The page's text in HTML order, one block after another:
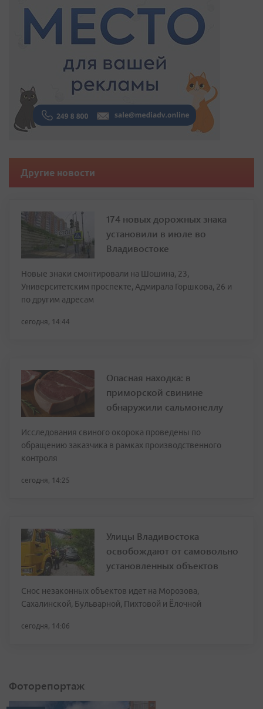
Другие новости
174 новых дорожных знака
установили в июле во
Владивостоке
Новые знаки смонтировали на Шошина, 23,
Университетским проспекте, Адмирала Горшкова, 26 и
по другим адресам
сегодня, 14:44
Опасная находка: в
приморской свинине
обнаружили сальмонеллу
Исследования свиного окорока проведены по
обращению заказчика в рамках производственного
контроля
сегодня, 14:25
Улицы Владивостока
освобождают от самовольно
установленных объектов
Снос незаконных объектов идет на Морозова,
Сахалинской, Бульварной, Пихтовой и Ёлочной
сегодня, 14:06
Фоторепортаж